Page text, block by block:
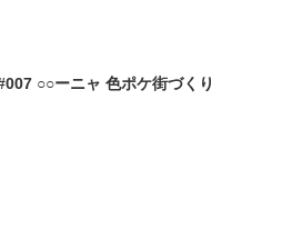
○○ーニャ 色ポケ街づくり